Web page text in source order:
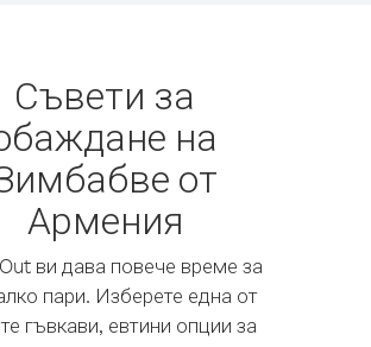
Съвети за
на
от
Армения
ви дава повече време за
пари. Изберете една от
гъвкави, евтини опции за